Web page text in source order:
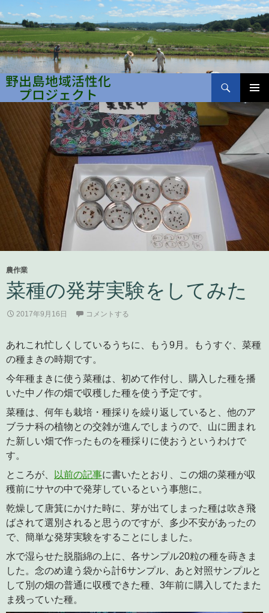
野出島地域活性化プロジェクト
検
メインメ
ニュー
ン
ツ
へ
ス
キ
農作業
菜種の発芽実験をしてみた
2017年9月16日 コメントする
あれこれ忙しくしているうちに、もう9月。もうすぐ、菜種
の種まきの時期です。
今年種まきに使う菜種は、初めて作付し、購入した種を播
いた中ノ作の畑で収穫した種を使う予定です。
菜種は、何年も栽培・種採りを繰り返していると、他のア
ブラナ科の植物との交雑が進んでしまうので、山に囲まれ
た新しい畑で作ったものを種採りに使おうというわけで
す。
ところが、
以前の記事に書いたとおり、この畑の菜種が収
穫前にサヤの中で発芽しているという事態に。
乾燥して唐箕にかけた時に、芽が出てしまった種は吹き飛
ばされて選別されると思うのですが、多少不安があったの
で、簡単な発芽実験をすることにしました。
水で湿らせた脱脂綿の上に、各サンプル20粒の種を蒔きま
した。念のめ違う袋から計6サンプル、あと対照サンプルと
して別の畑の普通に収穫できた種、3年前に購入してたまた
ま残っていた種。